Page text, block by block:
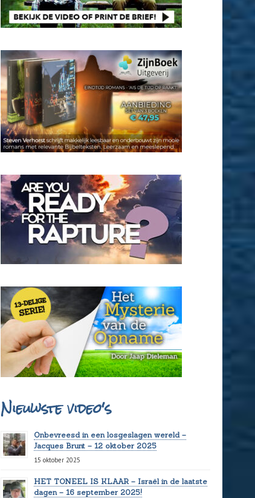
Nieuwste video's
Onbevreesd in een losgeslagen wereld –
Jacques Brunt – 12 oktober 2025
15 oktober 2025
HET TONEEL IS KLAAR – Israël in de laatste
dagen – 16 september 2025!